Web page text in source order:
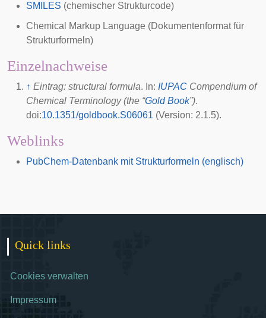
SMILES (chemischer Strukturcode)
Chemical Markup Language (Dokumentenformat für
Strukturformeln)
Einzelnachweise
↑ Eintrag: structural formula. In: IUPAC Compendium of
Chemical Terminology (the “Gold Book”).
doi:10.1351/goldbook.S06061 (Version: 2.1.5).
Weblinks
PubChem-Datenbank mit Strukturformeln (englisch)
Quick links
Cookies verwalten
Impressum